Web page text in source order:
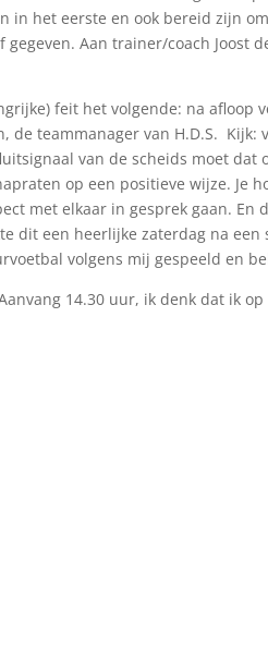
in het eerste en ook bereid zijn
Aan trainer/coach Joost
feit het volgende: na afloop
de teammanager van H.D.S. Kijk:
van de scheids moet dat
op een positieve wijze. Je
met elkaar in gesprek gaan. En
dit een heerlijke zaterdag na een
volgens mij gespeeld en
14.30 uur, ik denk dat ik